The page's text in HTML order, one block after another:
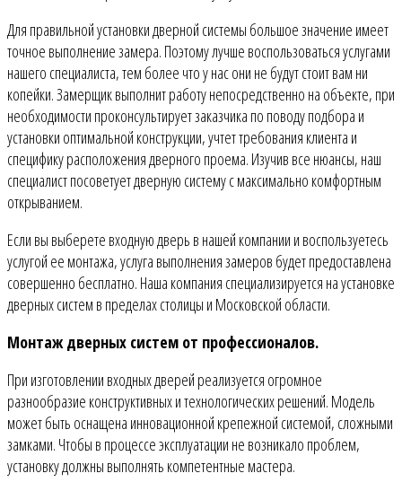
Для правильной установки дверной системы большое значение имеет
точное выполнение замера. Поэтому лучше воспользоваться услугами
нашего специалиста, тем более что у нас они не будут стоит вам ни
копейки. Замерщик выполнит работу непосредственно на объекте, при
необходимости проконсультирует заказчика по поводу подбора и
установки оптимальной конструкции, учтет требования клиента и
специфику расположения дверного проема. Изучив все нюансы, наш
специалист посоветует дверную систему с максимально комфортным
открыванием.
Если вы выберете входную дверь в нашей компании и воспользуетесь
услугой ее монтажа, услуга выполнения замеров будет предоставлена
совершенно бесплатно. Наша компания специализируется на установке
дверных систем в пределах столицы и Московской области.
Монтаж дверных систем от профессионалов.
При изготовлении входных дверей реализуется огромное
разнообразие конструктивных и технологических решений. Модель
может быть оснащена инновационной крепежной системой, сложными
замками. Чтобы в процессе эксплуатации не возникало проблем,
установку должны выполнять компетентные мастера.